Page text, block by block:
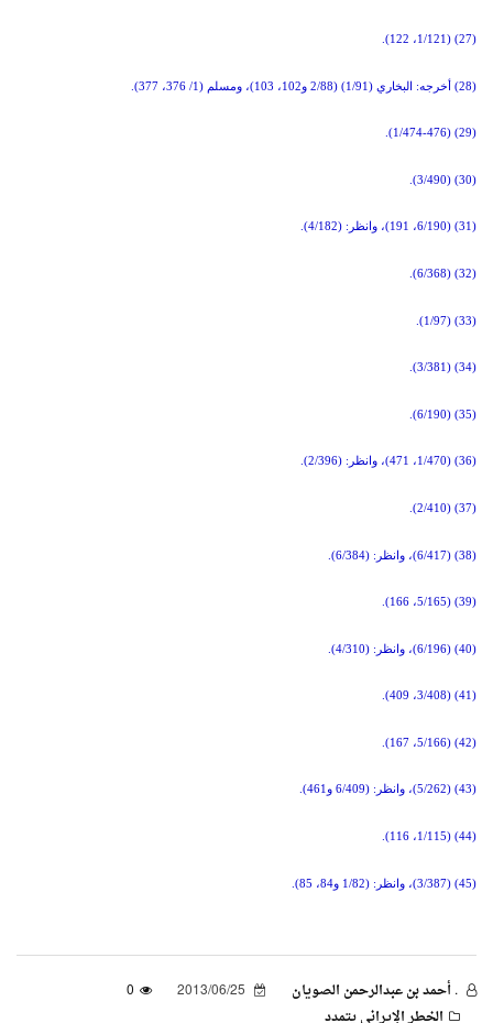
(27) (1/121، 122).
(28) أخرجه: البخاري (1/91) (2/88 و102، 103)، ومسلم (1/ 376، 377).
(29) (1/474-476).
(30) (3/490).
(31) (6/190، 191)، وانظر: (4/182).
(32) (6/368).
(33) (1/97).
(34) (3/381).
(35) (6/190).
(36) (1/470، 471)، وانظر: (2/396).
(37) (2/410).
(38) (6/417)، وانظر: (6/384).
(39) (5/165، 166).
(40) (6/196)، وانظر: (4/310).
(41) (3/408، 409).
(42) (5/166، 167).
(43) (5/262)، وانظر: (6/409 و461).
(44) (1/115، 116).
(45) (3/387)، وانظر: (1/82 و84، 85).
. أحمد بن عبدالرحمن الصويان
0
الخطر الإيراني يتمدد